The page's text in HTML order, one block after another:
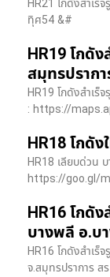
HR21 โกดังสำเร็
ทุิศ54 &#
HR19 โกดัง
สมุทรปราก
HR19 โกดังสำเร็
: https://
HR18 โกดั
HR18 เลียบด่วน​
https://goo.gl/
HR16 โกดั
บางพลี อ.บ
HR16 โกดังสำเร็
จ.สมุทรปราการ สร